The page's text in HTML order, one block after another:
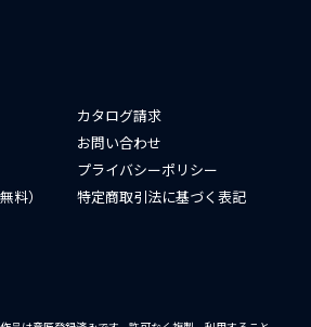
料）
カタログ請求
お問い合わせ
プライバシーポリシー
特定商取引法に基づく表記